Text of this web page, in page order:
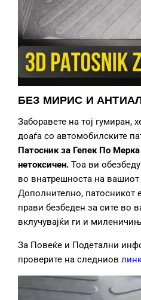
БЕЗ МИРИС И
Заборавете на тој гумиран,
доаѓа со автомобилските
Патосник за ГепекПо Мерка
нетоксичен. Тоа ви
во внатрешноста на
Дополнително, патосникот
прави безбеден за сите во
вклучувајќи ги и
За Повеќе и Подетални
проверите на следниов